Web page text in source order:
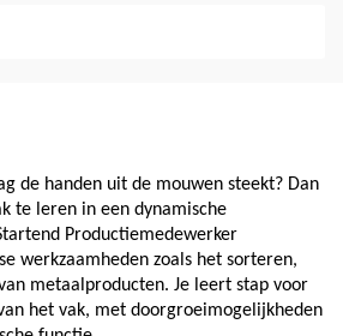
de handen uit de mouwen steekt? Dan
te leren in een dynamische
Productiemedewerker
werkzaamheden zoals het sorteren,
metaalproducten. Je leert stap voor
het vak, met doorgroeimogelijkheden